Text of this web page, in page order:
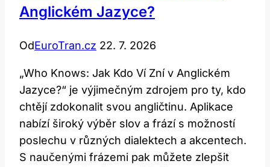
Anglickém Jazyce?
OdEuroTran.cz 22. 7. 2026
„Who Knows: Jak Kdo Ví Zní v Anglickém
Jazyce?“ je výjimečným zdrojem pro ty, kdo
chtějí zdokonalit svou angličtinu. Aplikace
nabízí široký výběr slov a frází s možností
poslechu v různých dialektech a akcentech.
S naučenými frázemi pak můžete zlepšit